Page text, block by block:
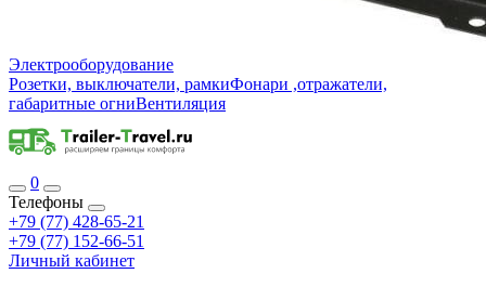
Электрооборудование
Розетки, выключатели, рамкиФонари ,отражатели,
габаритные огниВентиляция
0
Телефоны
+79 (77) 428-65-21
+79 (77) 152-66-51
Личный кабинет